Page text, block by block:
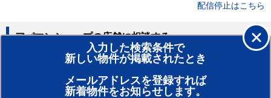
配信停止はこちら
入力した検索条件で
新しい物件が掲載されたとき
メールアドレスを登録すれば
新着物件をお知らせします。
アパマンショップの店舗に相談する
賃貸のプロがお部屋探し！
おまかせ物件リクエスト